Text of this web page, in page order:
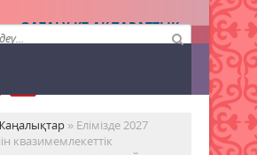
QAZALY.KZ АҚПАРАТТЫҚ
АГЕНТТІГІ
» Елімізде 2027
квазимемлекеттік